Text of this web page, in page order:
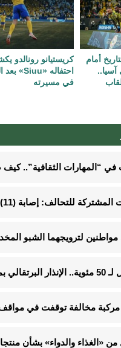
أمام
آسيا..
كريستيانو رونالدو
في مسيرته
في “المهارات الثقافية”..
إصابة (11) من المدنيين بنجران نتيجة اعتداءات إرهابية حوثية
لترويجهما الشبو
وعدة مدن بالشرقية
«الغذاء والدواء» بشأن